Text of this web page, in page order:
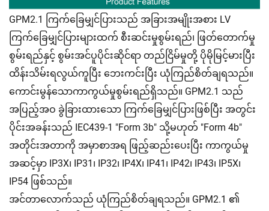
GPM2.1 ကြက်ခြေမျှင်ပြားသည် အခြားအမျိုးအစား LV
ကြက်ခြေမျှင်ပြားများထက် စီးဆင်းမှုစွမ်းရည်၊ ဖြတ်တောက်မှု
စွမ်းရည်နှင့် စွမ်းအင်ပူပိုင်းဆိုင်ရာ တည်ငြိမ်မှုတို့ ပိုမိုမြင့်မားပြီး
ထိန်းသိမ်းရလွယ်ကူပြီး ဘေးကင်းပြီး ယုံကြည်စိတ်ချရသည်။
ကောင်းမွန်သောကာကွယ်မှုစွမ်းရည်ရှိသည်။ GPM2.1 သည်
အပြည့်အဝ ခွဲခြားထားသော ကြက်ခြေမျှင်ပြားဖြစ်ပြီး အတွင်း
ပိုင်းအခန်းသည် IEC439-1 "Form 3b" သို့မဟုတ် "Form 4b"
အတိုင်းအတာကို အမှာစာအရ ဖြည့်ဆည်းပေးပြီး ကာကွယ်မှု
အဆင့်မှာ IP3X၊ IP31၊ IP32၊ IP4X၊ IP41၊ IP42၊ IP43၊ IP5X၊
IP54 ဖြစ်သည်။
အင်တာလောက်သည် ယုံကြည်စိတ်ချရသည်။ GPM2.1 ၏